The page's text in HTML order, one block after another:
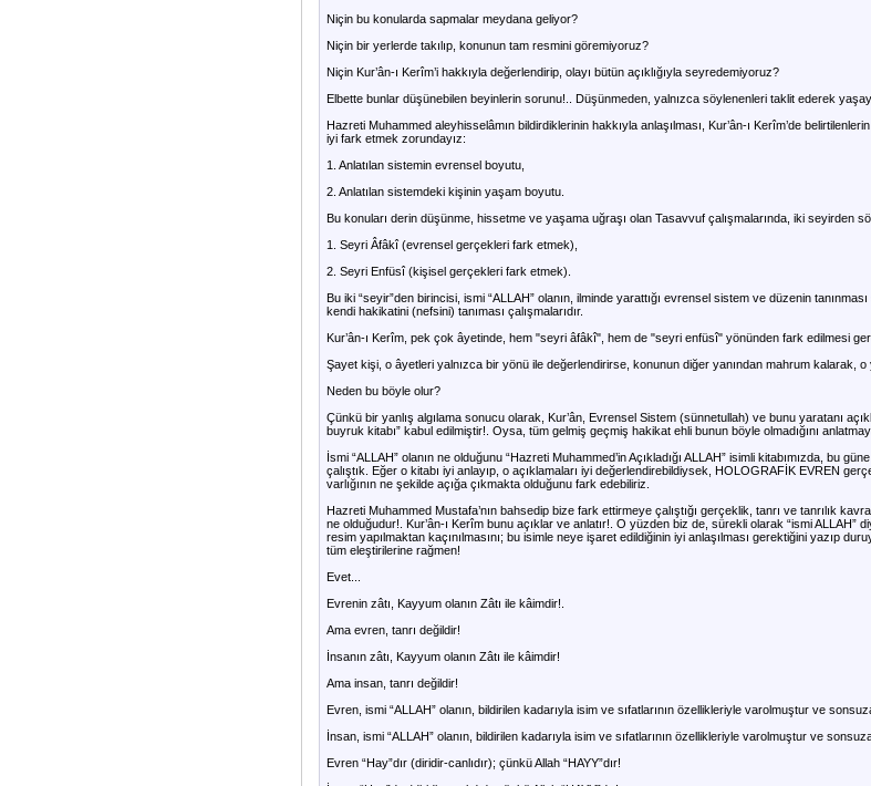
Niçin bu konularda sapmalar meydana geliyor?
Niçin bir yerlerde takılıp, konunun tam resmini göremiyoruz?
Niçin Kur’ân-ı Kerîm’i hakkıyla değerlendirip, olayı bütün açıklığıyla seyredemiyoruz?
Elbette bunlar düşünebilen beyinlerin sorunu!.. Düşünmeden, yalnızca söylenenleri taklit ederek
Hazreti Muhammed aleyhisselâmın bildirdiklerinin hakkıyla anlaşılması, Kur’ân-ı Kerîm’de
iyi fark etmek zorundayız:
1. Anlatılan sistemin evrensel boyutu,
2. Anlatılan sistemdeki kişinin yaşam boyutu.
Bu konuları derin düşünme, hissetme ve yaşama uğraşı olan Tasavvuf çalışmalarında, iki seyirden
1. Seyri Âfâkî (evrensel gerçekleri fark etmek),
2. Seyri Enfüsî (kişisel gerçekleri fark etmek).
Bu iki “seyir”den birincisi, ismi “ALLAH” olanın, ilminde yarattığı evrensel sistem ve düzenin
kendi hakikatini (nefsini) tanıması çalışmalarıdır.
Kur’ân-ı Kerîm, pek çok âyetinde, hem "seyri âfâkî", hem de "seyri enfüsî" yönünden fark edilmesi
Şayet kişi, o âyetleri yalnızca bir yönü ile değerlendirirse, konunun diğer yanından mahrum kalarak,
Neden bu böyle olur?
Çünkü bir yanlış algılama sonucu olarak, Kur’ân, Evrensel Sistem (sünnetullah) ve bunu yaratanı
buyruk kitabı” kabul edilmiştir!. Oysa, tüm gelmiş geçmiş hakikat ehli bunun böyle olmadığını
İsmi “ALLAH” olanın ne olduğunu “Hazreti Muhammed’in Açıkladığı ALLAH” isimli kitabımızda, bu
çalıştık. Eğer o kitabı iyi anlayıp, o açıklamaları iyi değerlendirebildiysek, HOLOGRAFİK EVREN
varlığının ne şekilde açığa çıkmakta olduğunu fark edebiliriz.
Hazreti Muhammed Mustafa’nın bahsedip bize fark ettirmeye çalıştığı gerçeklik, tanrı ve tanrılık
ne olduğudur!. Kur’ân-ı Kerîm bunu açıklar ve anlatır!. O yüzden biz de, sürekli olarak “ismi ALLAH”
resim yapılmaktan kaçınılmasını; bu isimle neye işaret edildiğinin iyi anlaşılması gerektiğini yazıp
tüm eleştirilerine rağmen!
Evet...
Evrenin zâtı, Kayyum olanın Zâtı ile kâimdir!.
Ama evren, tanrı değildir!
İnsanın zâtı, Kayyum olanın Zâtı ile kâimdir!
Ama insan, tanrı değildir!
Evren, ismi “ALLAH” olanın, bildirilen kadarıyla isim ve sıfatlarının özellikleriyle varolmuştur ve
İnsan, ismi “ALLAH” olanın, bildirilen kadarıyla isim ve sıfatlarının özellikleriyle varolmuştur ve
Evren “Hay”dır (diridir-canlıdır); çünkü Allah “HAYY”dır!